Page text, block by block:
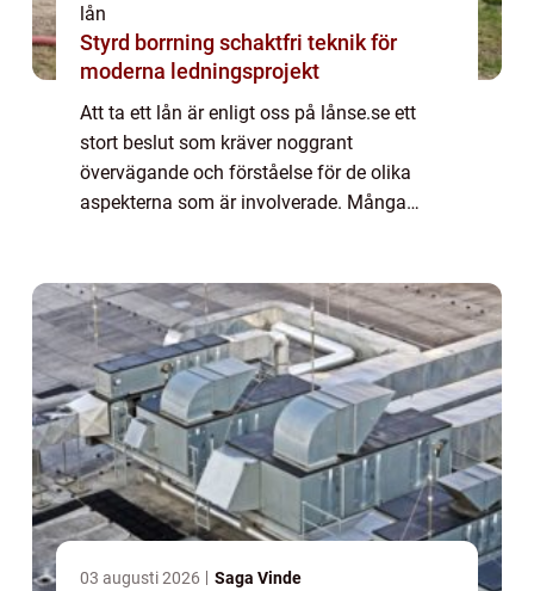
lån
Styrd borrning schaktfri teknik för
moderna ledningsprojekt
Att ta ett lån är enligt oss på lånse.se ett
stort beslut som kräver noggrant
övervägande och förståelse för de olika
aspekterna som är involverade. Många
03 augusti 2026 Saga Vinde